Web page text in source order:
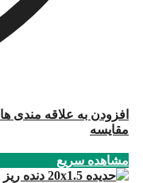
افزودن به علاقه مندی ها
مقایسه
مشاهده سریع